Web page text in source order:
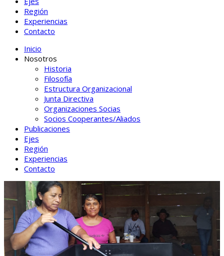
Región
Experiencias
Contacto
Inicio
Nosotros
Historia
Filosofía
Estructura Organizacional
Junta Directiva
Organizaciones Socias
Socios Cooperantes/Aliados
Publicaciones
Ejes
Región
Experiencias
Contacto